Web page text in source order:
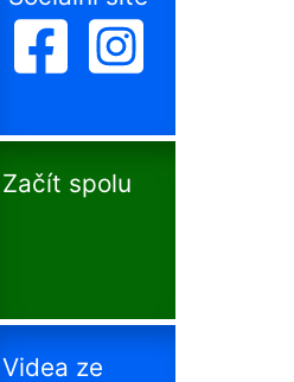
Začít spolu
Videa ze